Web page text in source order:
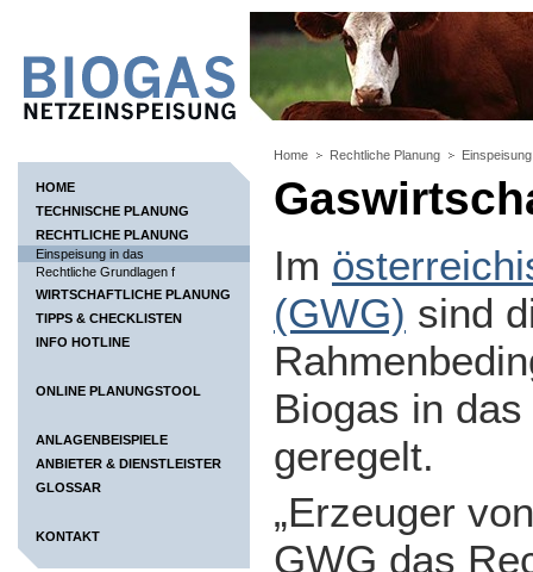
HOME
TECHNISCHE PLANUNG
RECHTLICHE PLANUNG
Einspeisung in das
Rechtliche Grundlagen f
WIRTSCHAFTLICHE PLANUNG
TIPPS & CHECKLISTEN
INFO HOTLINE
ONLINE PLANUNGSTOOL
ANLAGENBEISPIELE
ANBIETER & DIENSTLEISTER
GLOSSAR
KONTAKT
Home Rechtliche Planung
Im
(GWG) sind
Biogas in
geregelt.
„Erzeuger
GWG das